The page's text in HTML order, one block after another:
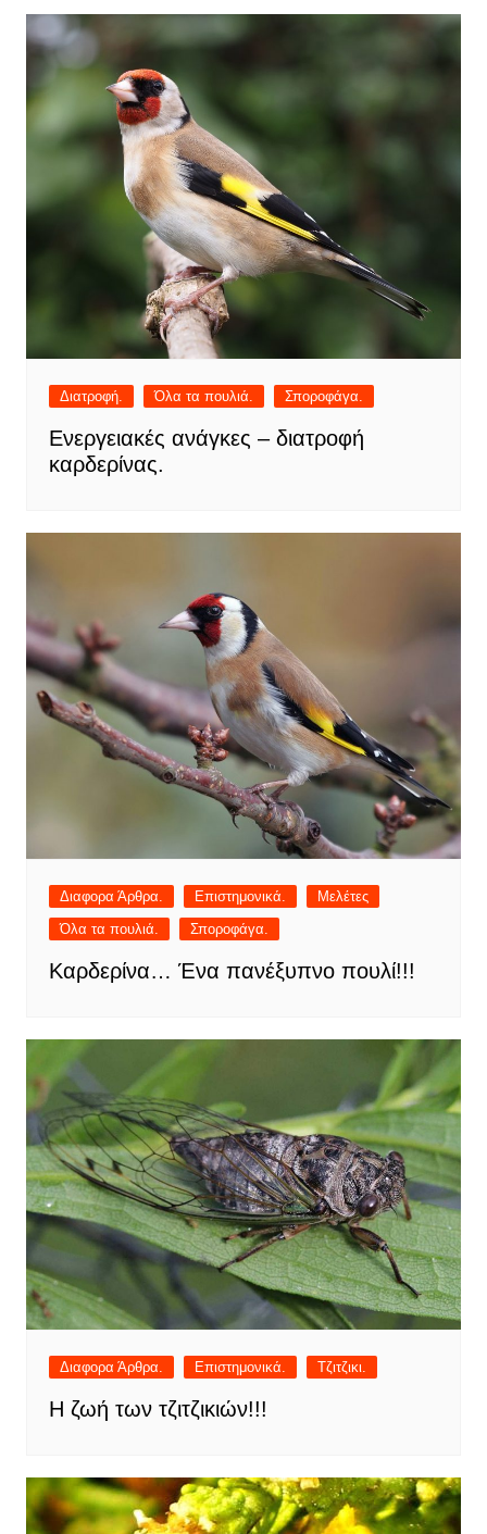
Διατροφή. Όλα τα πουλιά. Σποροφάγα.
Ενεργειακές ανάγκες – διατροφή
καρδερίνας.
Διαφορα Άρθρα. Επιστημονικά.
Μελέτες
Όλα τα πουλιά.
Σποροφάγα.
Καρδερίνα… Ένα πανέξυπνο πουλί!!!
Διαφορα Άρθρα. Επιστημονικά. Τζιτζικι.
Η ζωή των τζιτζικιών!!!